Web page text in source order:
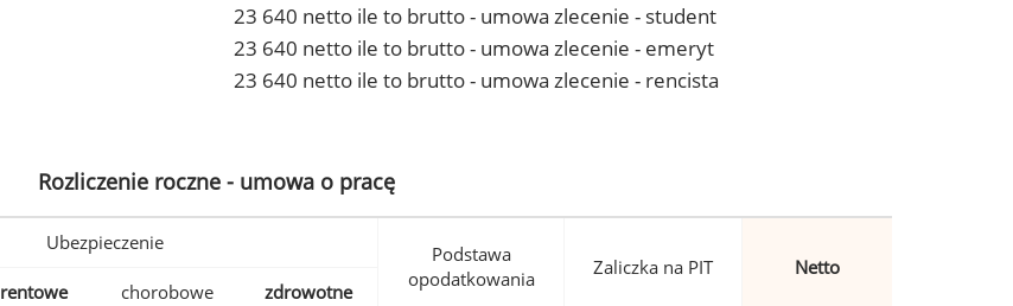
23 640 netto ile to brutto - umowa zlecenie - student
23 640 netto ile to brutto - umowa zlecenie - emeryt
23 640 netto ile to brutto - umowa zlecenie - rencista
Rozliczenie roczne - umowa o pracę
Ubezpieczenie
Podstawa
opodatkowania
Zaliczka na PIT Netto
rentowe chorobowe zdrowotne